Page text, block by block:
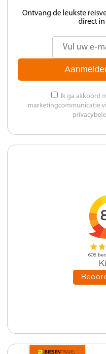
Ontvang de leukste
direct
Ik ga akkoord
marketingcommunicatie